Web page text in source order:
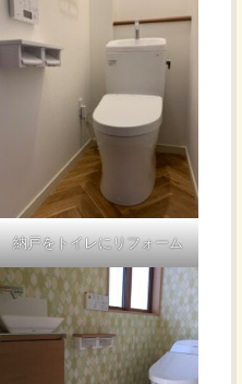
納戸をトイレにリフォーム